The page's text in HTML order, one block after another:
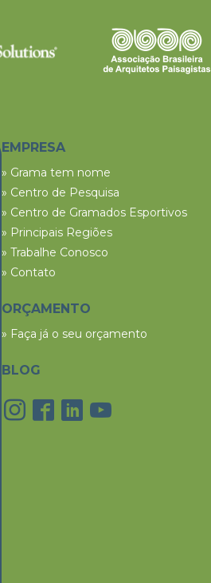
EMPRESA
» Grama tem nome
» Centro de Pesquisa
» Centro de Gramados Esportivos
» Principais Regiões
» Trabalhe Conosco
» Contato
ORÇAMENTO
» Faça já o seu orçamento
BLOG